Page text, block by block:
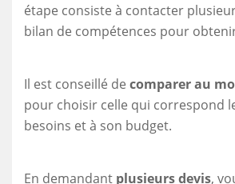
étape consiste à contacter
bilan de compétences pour
Il est conseillé de comparer au
pour choisir celle qui correspond
besoins et à son budget.
En demandant plusieurs devis,